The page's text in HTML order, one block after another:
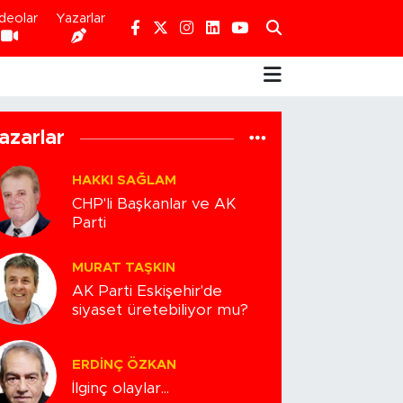
Yazarlar
HAKKI SAĞLAM
CHP'li Başkanlar ve AK
Parti
MURAT TAŞKIN
AK Parti Eskişehir'de
siyaset üretebiliyor mu?
ERDINÇ ÖZKAN
İlginç olaylar...